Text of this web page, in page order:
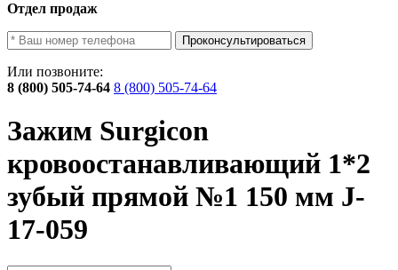
Отдел продаж
Проконсультироваться
Или позвоните:
8 (800) 505-74-64 8 (800) 505-74-64
Зажим Surgicon
кровоостанавливающий 1*2
зубый прямой №1 150 мм J-
17-059